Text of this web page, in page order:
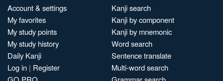
Account & settings
My favorites
My study points
My study history
Daily Kanji
Log in | Register
Kanji search
Kanji by component
Kanji by mnemonic
Word search
Sentence translate
Multi-word search